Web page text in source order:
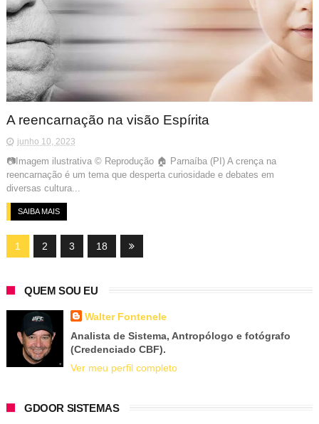
A reencarnação na visão Espírita
junho 10, 2023
📷Imagem ilustrativa © Reprodução 🏠 Parnaíba (PI) A crença na
reencarnação é um tema que desperta curiosidade e debates em
diversas cultura...
SAIBA MAIS
1 2 3 18
QUEM SOU EU
Walter Fontenele
Analista de Sistema, Antropólogo e fotógrafo
(Credenciado CBF).
Ver meu perfil completo
GDOOR SISTEMAS